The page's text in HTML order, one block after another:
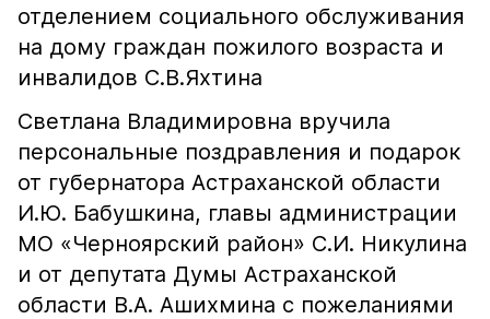
отделением социального обслуживания
на дому граждан пожилого возраста и
инвалидов С.В.Яхтина
Светлана Владимировна вручила
персональные поздравления и подарок
от губернатора Астраханской области
И.Ю. Бабушкина, главы администрации
МО «Черноярский район» С.И. Никулина
и от депутата Думы Астраханской
области В.А. Ашихмина с пожеланиями